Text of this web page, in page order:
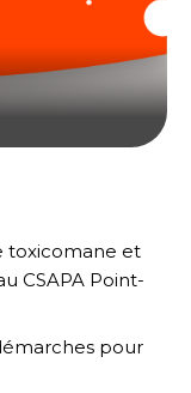
toxicomane et
CSAPA Point-
pour